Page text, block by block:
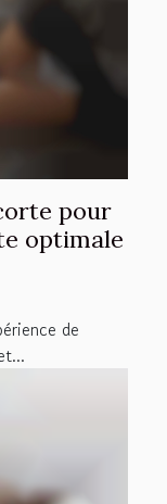
pour
optimale
de